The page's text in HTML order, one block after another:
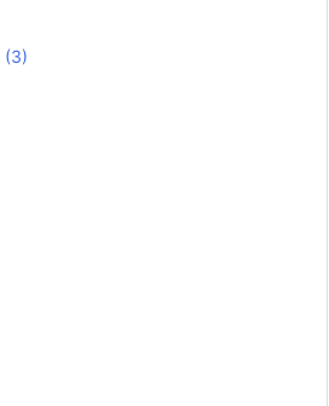
(3)